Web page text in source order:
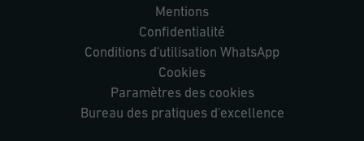
Mentions
Confidentialité
Conditions d'utilisation WhatsApp
Cookies
Paramètres des cookies
Bureau des pratiques d'excellence